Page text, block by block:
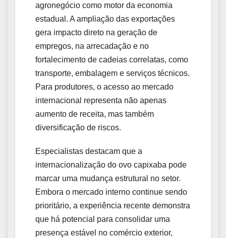
agronegócio como motor da economia
estadual. A ampliação das exportações
gera impacto direto na geração de
empregos, na arrecadação e no
fortalecimento de cadeias correlatas, como
transporte, embalagem e serviços técnicos.
Para produtores, o acesso ao mercado
internacional representa não apenas
aumento de receita, mas também
diversificação de riscos.
Especialistas destacam que a
internacionalização do ovo capixaba pode
marcar uma mudança estrutural no setor.
Embora o mercado interno continue sendo
prioritário, a experiência recente demonstra
que há potencial para consolidar uma
presença estável no comércio exterior,